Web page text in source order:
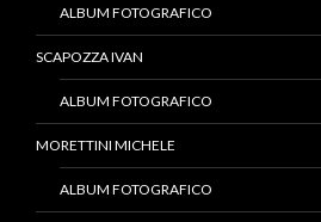
ALBUM FOTOGRAFICO
SCAPOZZA IVAN
ALBUM FOTOGRAFICO
MORETTINI MICHELE
ALBUM FOTOGRAFICO